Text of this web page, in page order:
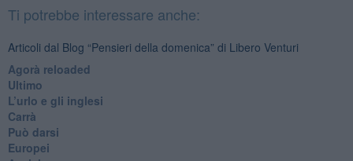
Ti potrebbe interessare anche:
Articoli dal Blog “Pensieri della domenica” di Libero Venturi
​Agorà reloaded
Ultimo
​L’urlo e gli inglesi
Carrà
Può darsi
Europei